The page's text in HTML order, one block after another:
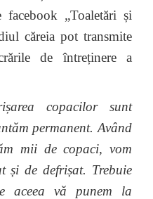
„Toaletări și
căreia pot transmite
de întreținere a
copacilor sunt
permanent. Având
mii de copaci, vom
și de defrișat. Trebuie
aceea vă punem la